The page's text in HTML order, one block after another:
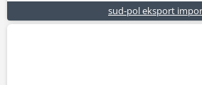
sud-pol eksport